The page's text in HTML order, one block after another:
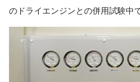
のドライエンジンとの併用試験中で